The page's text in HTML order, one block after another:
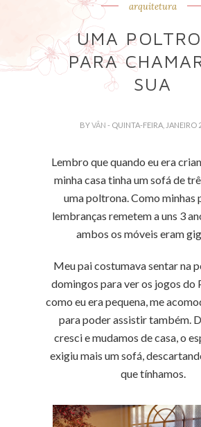
arquitetura
UMA
PARA
SUA
BYVÂN- QUINTA-FEIRA, JANEIRO
Lembro que quando eu era
minha casa tinha um sofá de
uma poltrona. Como minhas
lembranças remetem a uns 3
ambos os móveis eram
Meu pai costumava sentar na
domingos para ver os jogos do
como eu era pequena, me
para poder assistir também.
cresci e mudamos de casa, o
exigiu mais um sofá,
que tínhamos.